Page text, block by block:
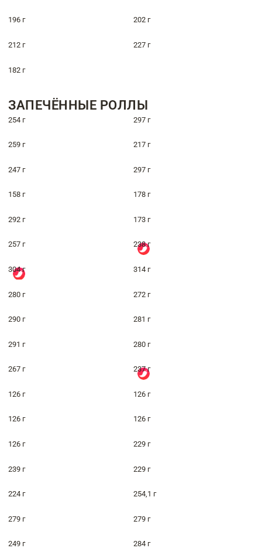
196 г 202 г
212 г 227 г
182 г
ЗАПЕЧЁННЫЕ РОЛЛЫ
254 г 297 г
259 г 217 г
247 г 297 г
158 г 178 г
292 г 173 г
257 г 238 г
304 г 314 г
280 г 272 г
290 г 281 г
291 г 280 г
267 г 237 г
126 г 126 г
126 г 126 г
126 г 229 г
239 г 229 г
224 г 254,1 г
279 г 279 г
249 г 284 г